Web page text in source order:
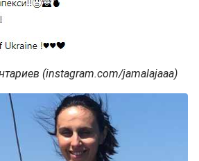
(instagram.com/jamalajaaa)